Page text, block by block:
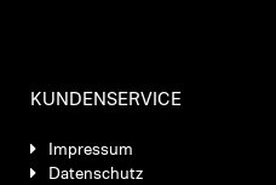
KUNDENSERVICE
Impressum
Datenschutz